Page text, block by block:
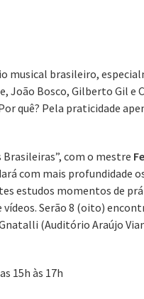
musical brasileiro,
João Bosco, Gilberto Gil e
quê? Pela praticidade
Brasileiras”, com o mestre
com mais profundidade
estudos momentos de
Serão 8 (oito)
(Auditório Araújo
15h às 17h